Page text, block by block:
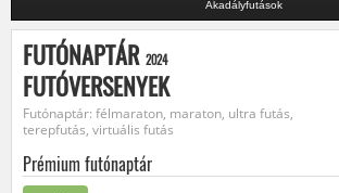
Akadályfutások
FUTÓNAPTÁR 2024
FUTÓVERSENYEK
Futónaptár: félmaraton, maraton, ultra futás,
terepfutás, virtuális futás
Prémium futónaptár